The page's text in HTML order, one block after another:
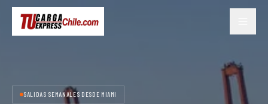
SALIDAS SEMANALES DESDE MIAMI